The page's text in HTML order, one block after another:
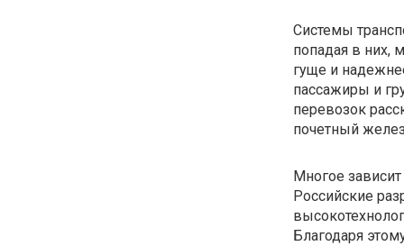
Системы
попадая в них,
гуще и
пассажиры и
перевозок
почетный
Многое
Российские
Благодаря